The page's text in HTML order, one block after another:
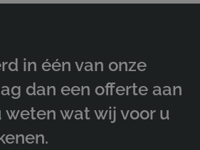
in één van onze
dan een offerte aan
weten wat wij voor u